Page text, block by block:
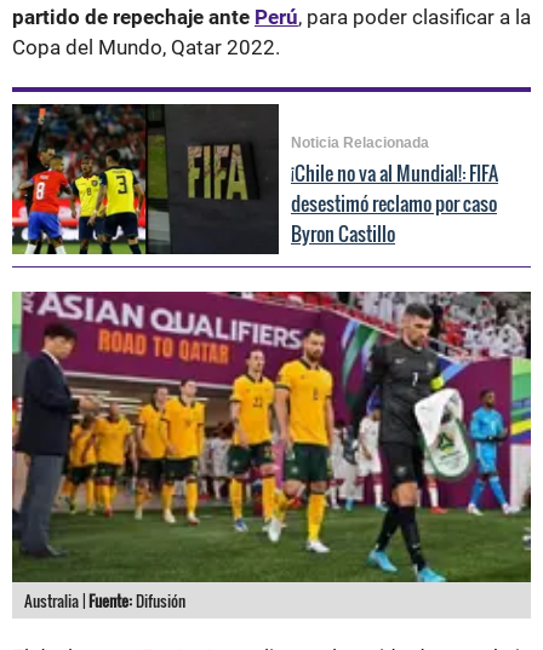
partido de repechaje ante Perú, para poder clasificar a la
Copa del Mundo, Qatar 2022.
Noticia Relacionada
¡Chile no va al Mundial!: FIFA
desestimó reclamo por caso
Byron Castillo
Australia |Fuente:Difusión